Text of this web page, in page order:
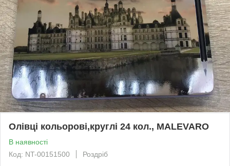
Олівці кольорові,круглі 24 кол., MALEVARO
В наявності
Код: NT-00151500
Роздріб